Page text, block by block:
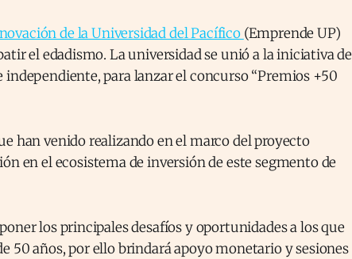
de la Universidad del Pacífico (Emprende UP)
el edadismo. La universidad se unió a la iniciativa de
para lanzar el concurso “Premios +50
han venido realizando en el marco del proyecto
en el ecosistema de inversión de este segmento de
los principales desafíos y oportunidades a los que
50 años, por ello brindará apoyo monetario y sesiones